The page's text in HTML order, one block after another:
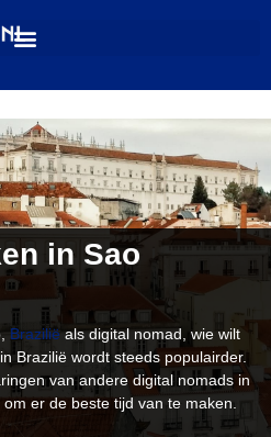
in Sao
Braziliëals digital nomad, wie wilt
Brazilië wordt steeds populairder.
van andere digital nomads in
er de beste tijd van te maken.